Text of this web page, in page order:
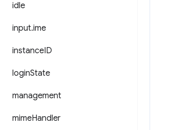
idle
input.ime
instanceID
loginState
management
mimeHandler